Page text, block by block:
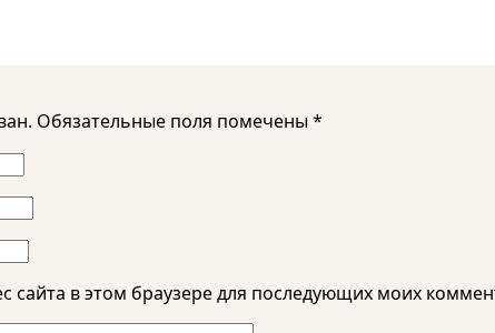
Обязательные поля помечены*
сайта в этом браузере для последующих моих